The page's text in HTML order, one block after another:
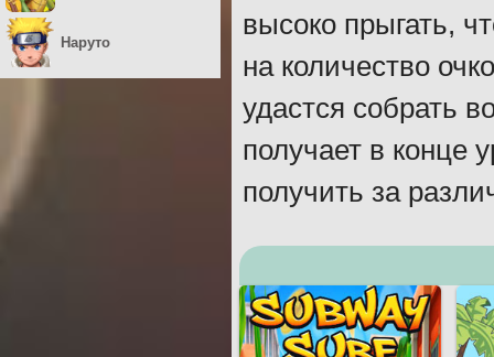
высоко прыгать,
на количество
удастся собрать
получает в конце
получить за
Наруто